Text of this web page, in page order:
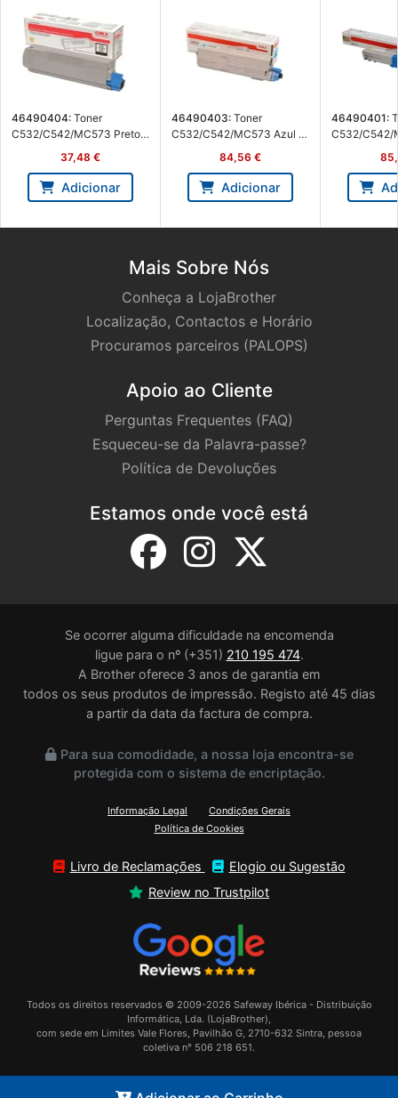
46490404: Toner
C532/C542/MC573 Preto -
Oki 46490404
37,48 €
Adicionar
46490403: Toner
C532/C542/MC573 Azul -
Oki 46490403
84,56 €
Adicionar
46490401:
C532/C542/
relo - Oki
Mais Sobre Nós
Conheça a LojaBrother
Localização, Contactos e Horário
Procuramos parceiros (PALOPS)
Apoio ao Cliente
Perguntas Frequentes (FAQ)
Esqueceu-se da Palavra-passe?
Política de Devoluções
Estamos onde você está
Se ocorrer alguma dificuldade na encomenda
ligue para o nº (+351) 210 195 474.
A Brother oferece 3 anos de garantia em
todos os seus produtos de impressão. Registo até 45 dias
a partir da data da factura de compra.
Para sua comodidade, a nossa loja encontra-se
protegida com o sistema de encriptação.
Informação Legal
Condições Gerais
Política de Cookies
Livro de Reclamações
Elogio ou Sugestão
Review no Trustpilot
Todos os direitos reservados © 2009-2026 Safeway Ibérica - Distribuição
Informática, Lda. (LojaBrother),
com sede em Limites Vale Flores, Pavilhão G, 2710-632 Sintra, pessoa
coletiva n° 506 218 651.